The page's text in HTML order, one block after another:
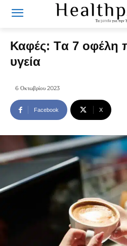
Καφές: Tα 7 οφέλη
υγεία
6 Οκτωβρίου 2023
Facebook X